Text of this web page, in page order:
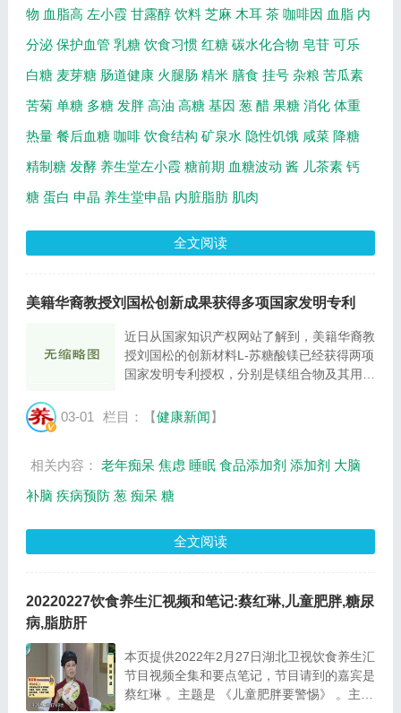
物 血脂高 左小霞 甘露醇 饮料 芝麻 木耳 茶 咖啡因 血脂 内
分泌 保护血管 乳糖 饮食习惯 红糖 碳水化合物 皂苷 可乐
白糖 麦芽糖 肠道健康 火腿肠 精米 膳食 挂号 杂粮 苦瓜素
苦菊 单糖 多糖 发胖 高油 高糖 基因 葱 醋 果糖 消化 体重
热量 餐后血糖 咖啡 饮食结构 矿泉水 隐性饥饿 咸菜 降糖
精制糖 发酵 养生堂左小霞 糖前期 血糖波动 酱 儿茶素 钙
糖 蛋白 申晶 养生堂申晶 内脏脂肪 肌肉
全文阅读
美籍华裔教授刘国松创新成果获得多项国家发明专利
近日从国家知识产权网站了解到，美籍华裔教
授刘国松的创新材料L-苏糖酸镁已经获得两项
国家发明专利授权，分别是镁组合物及其用途
合物及其用途（专利号
03-01 栏目：【健康新闻】
相关内容： 老年痴呆 焦虑 睡眠 食品添加剂 添加剂 大脑
补脑 疾病预防 葱 痴呆 糖
全文阅读
20220227饮食养生汇视频和笔记:蔡红琳,儿童肥胖,糖尿
病,脂肪肝
本页提供2022年2月27日湖北卫视饮食养生汇
节目视频全集和要点笔记，节目请到的嘉宾是
蔡红琳 。主题是 《儿童肥胖要警惕》 。主要